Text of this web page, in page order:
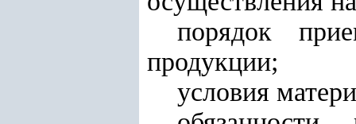
порядок
продукции;
условия